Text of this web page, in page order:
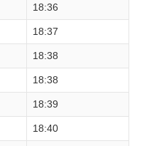
18:36
18:37
18:38
18:38
18:39
18:40